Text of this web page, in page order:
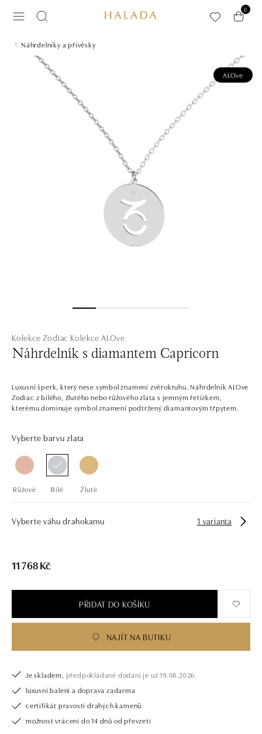
0
Náhrdelníky a přívěsky
ALOve
Kolekce Zodiac Kolekce ALOve
Náhrdelník s diamantem Capricorn
Luxusní šperk, který nese symbol znamení zvěrokruhu. Náhrdelník ALOve
Zodiac z bílého, žlutého nebo růžového zlata s jemným řetízkem,
kterému dominuje symbol znamení podtržený diamantovým třpytem.
Vyberte barvu zlata
Růžové Bílé Žluté
Vyberte váhu drahokamu 1 varianta
11 768 Kč
PŘIDAT DO KOŠÍKU
NAJÍT NA BUTIKU
Je skladem, předpokládané dodání je už 19.08.2026.
luxusní balení a doprava zadarma
certifikát pravosti drahých kamenů
možnost vrácení do 14 dnů od převzetí